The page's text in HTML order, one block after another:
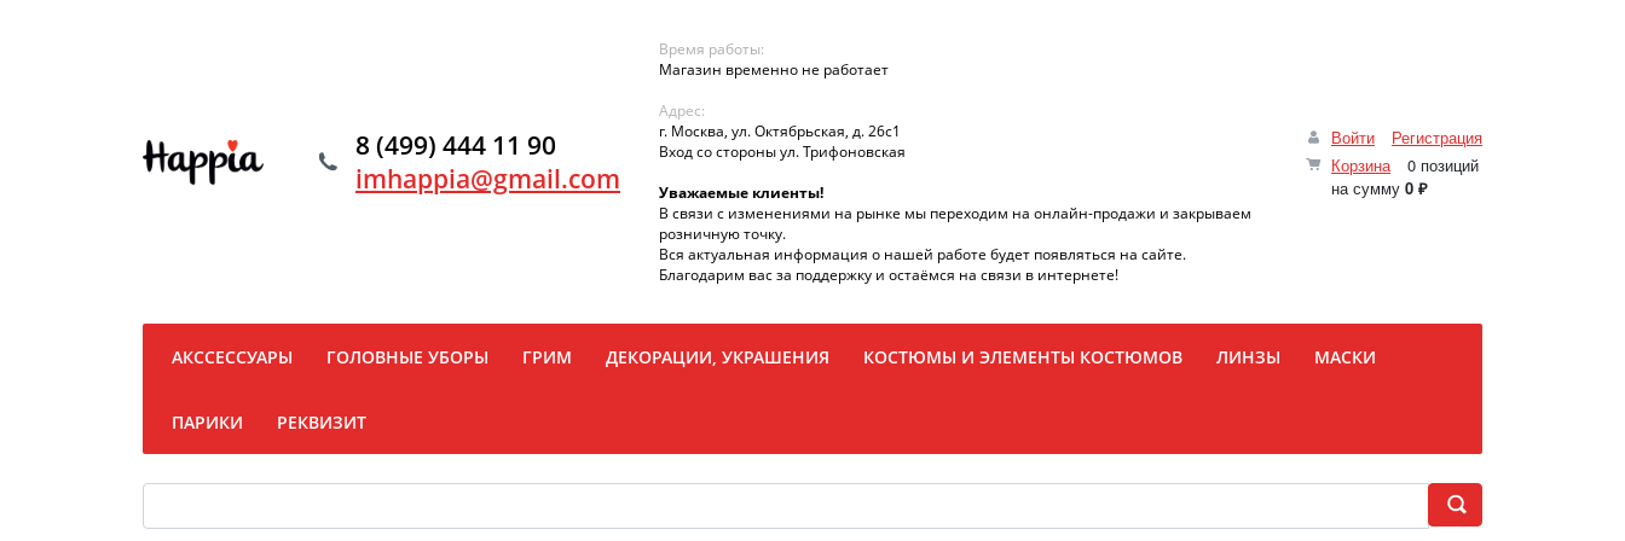
Войти
Регистрация
Корзина
0 позиций
на сумму 0 ₽
8 (499) 444 11 90
imhappia@gmail.com
Время работы:
Магазин временно не работает
Адрес:
г. Москва, ул. Октябрьская, д. 26с1
Вход со стороны ул. Трифоновская
Уважаемые клиенты!
В связи с изменениями на рынке мы переходим на онлайн-продажи и закрываем
розничную точку.
Вся актуальная информация о нашей работе будет появляться на сайте.
Благодарим вас за поддержку и остаёмся на связи в интернете!
АКССЕССУАРЫ ГОЛОВНЫЕ УБОРЫ ГРИМ ДЕКОРАЦИИ, УКРАШЕНИЯ КОСТЮМЫ И ЭЛЕМЕНТЫ КОСТЮМОВ ЛИНЗЫ МАСКИ
ПАРИКИ РЕКВИЗИТ